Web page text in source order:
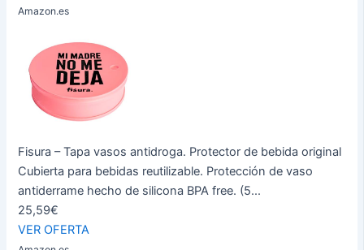
Amazon.es
Fisura – Tapa vasos antidroga. Protector de bebida original
Cubierta para bebidas reutilizable. Protección de vaso
antiderrame hecho de silicona BPA free. (5...
25,59€
VER OFERTA